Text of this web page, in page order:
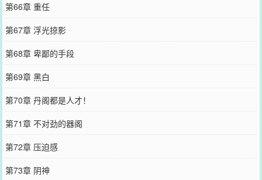
第66章 重任
第67章 浮光掠影
第68章 卑鄙的手段
第69章 黑白
第70章 丹阁都是人才！
第71章 不对劲的器阁
第72章 压迫感
第73章 阴神